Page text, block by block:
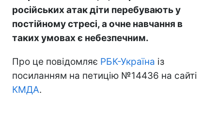
російських атак діти перебувають у
постійному стресі, а очне навчання в
таких умовах є небезпечним.
Про це повідомляє РБК-Україна із
посиланням на петицію №14436 на сайті
КМДА.